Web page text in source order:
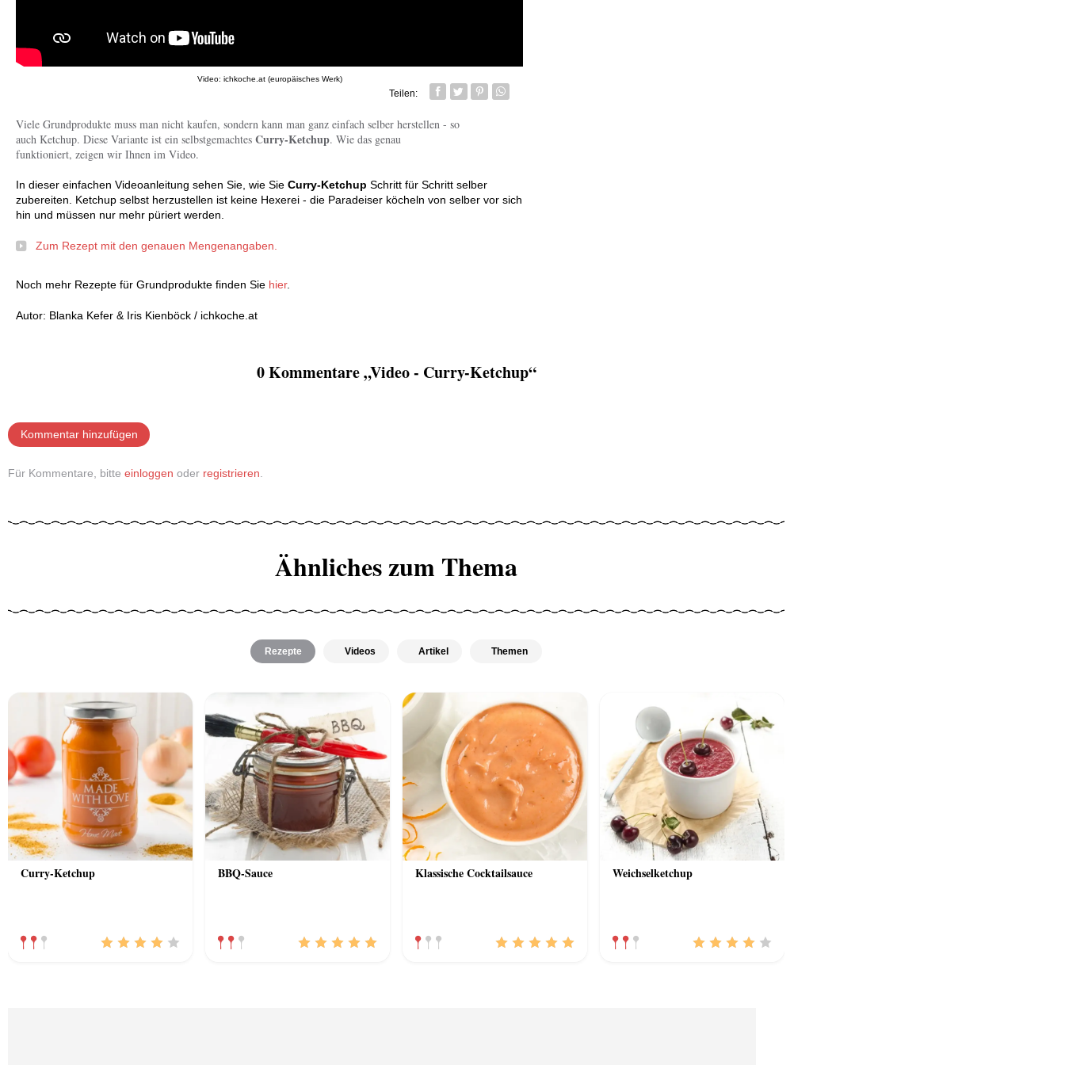
Video: ichkoche.at (europäisches Werk)
Teilen:
Facebook
TwitterPin itWhatsapp senden
Viele Grundprodukte muss man nicht kaufen, sondern kann man ganz einfach selber herstellen - so
auch Ketchup. Diese Variante ist ein selbstgemachtes Curry-Ketchup. Wie das genau
funktioniert, zeigen wir Ihnen im Video.
In dieser einfachen Videoanleitung sehen Sie, wie Sie Curry-Ketchup Schritt für Schritt selber
zubereiten. Ketchup selbst herzustellen ist keine Hexerei - die Paradeiser köcheln von selber vor sich
hin und müssen nur mehr püriert werden.
Zum Rezept mit den genauen Mengenangaben.
Noch mehr Rezepte für Grundprodukte finden Sie hier.
Autor: Blanka Kefer & Iris Kienböck / ichkoche.at
0 Kommentare „Video - Curry-Ketchup“
Kommentar hinzufügen
Für Kommentare, bitte einloggen oder registrieren
Ähnliches zum Thema
Rezepte Videos Artikel Themen
Curry-Ketchup BBQ-Sauce Klassische Cocktailsauce Weichselketchup